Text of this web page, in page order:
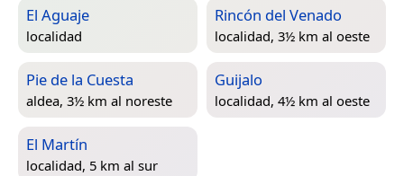
El Aguaje
localidad
Rincón del Venado
localidad, 3½ km al oeste
Pie de la Cuesta
aldea, 3½ km al noreste
Guijalo
localidad, 4½ km al oeste
El Martín
localidad, 5 km al sur